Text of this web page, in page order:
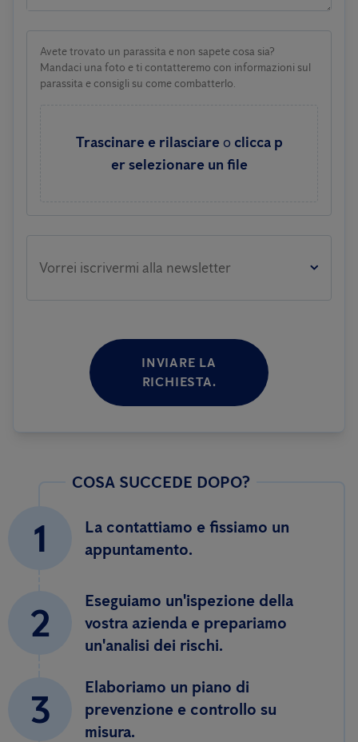
Avete trovato un parassita e non sapete cosa sia?
Mandaci una foto e ti contatteremo con informazioni sul
parassita e consigli su come combatterlo.
Trascinare e rilasciare o clicca p
er selezionare un file
Vorrei iscrivermi alla newsletter
INVIARE LA
RICHIESTA.
COSA SUCCEDE DOPO?
1
La contattiamo e fissiamo un
appuntamento.
2
Eseguiamo un'ispezione della
vostra azienda e prepariamo
un'analisi dei rischi.
3
Elaboriamo un piano di
prevenzione e controllo su
misura.